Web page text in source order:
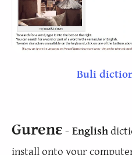
Buli
Gurenɛ - English
install onto your